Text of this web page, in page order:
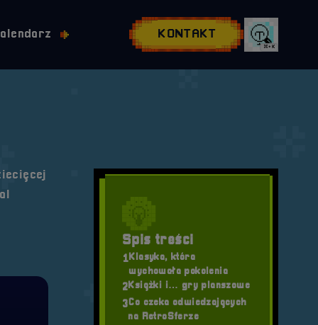
KONTAKT
Wyszukaj
⌘+K
Spis treści
1Klasyka, która
wychowała pokolenia
2Książki i… gry planszowe
3Co czeka odwiedzających
na RetroSferze